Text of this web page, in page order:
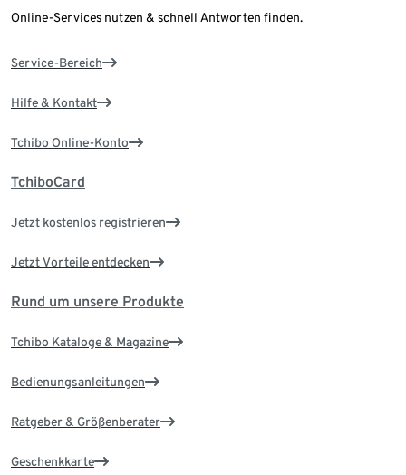
Online-Services nutzen & schnell Antworten finden.
Service-Bereich
Hilfe & Kontakt
Tchibo Online-Konto
TchiboCard
Jetzt kostenlos registrieren
Jetzt Vorteile entdecken
Rund um unsere Produkte
Tchibo Kataloge & Magazine
Bedienungsanleitungen
Ratgeber & Größenberater
Geschenkkarte